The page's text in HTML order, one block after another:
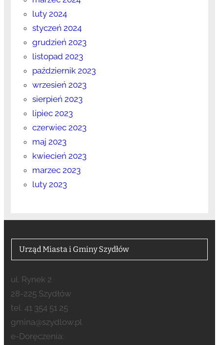
luty 2024
styczeń 2024
grudzień 2023
listopad 2023
październik 2023
wrzesień 2023
sierpień 2023
lipiec 2023
czerwiec 2023
maj 2023
kwiecień 2023
marzec 2023
luty 2023
Urząd Miasta i Gminy Szydłów
ul. Rynek 2
28-225 Szydłów
tel. 41 354 51 25
gmina@szydlow.pl
e-Doręczenia: